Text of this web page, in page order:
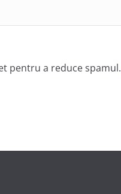
pentru a reduce spamul.